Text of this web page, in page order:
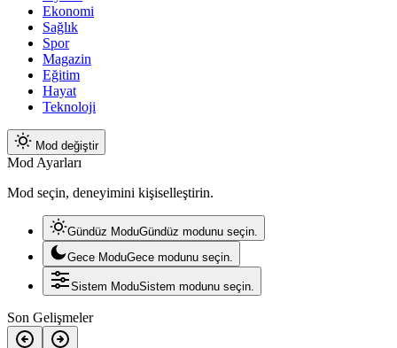
Ekonomi
Sağlık
Spor
Magazin
Eğitim
Hayat
Teknoloji
Mod değiştir
Mod Ayarları
Mod seçin, deneyimini kişiselleştirin.
Gündüz ModuGündüz modunu seçin.
Gece ModuGece modunu seçin.
Sistem ModuSistem modunu seçin.
Son Gelişmeler